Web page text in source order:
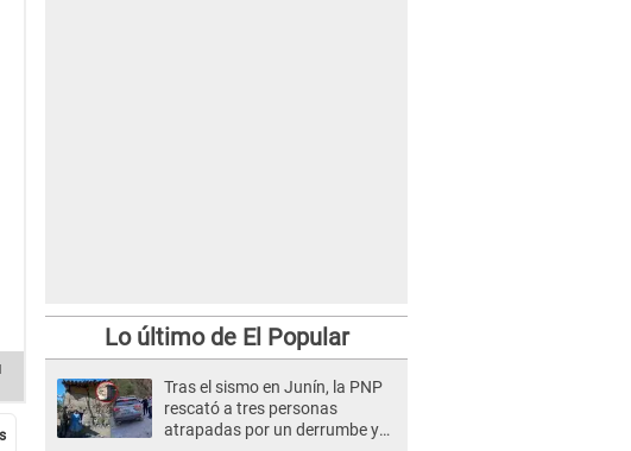
Lo último de El Popular
Tras el sismo en Junín, la PNP
rescató a tres personas
atrapadas por un derrumbe y